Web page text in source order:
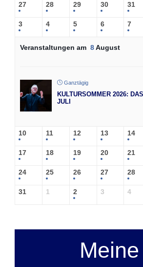
27 28 29 30 31
3 4 5 6 7
Veranstaltungen am 8August
Ganztägig
KULTURSOMMER 2026:
JULI
10 11 12 13 14
17 18 19 20 21
24 25 26 27 28
31 1 2 3 4
Meine